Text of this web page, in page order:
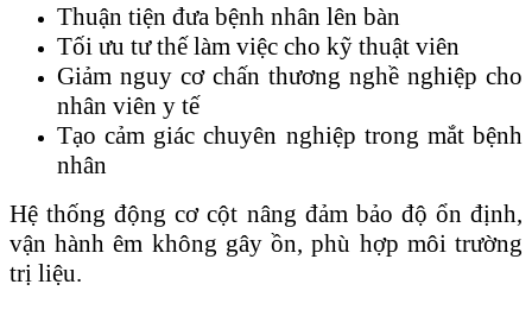
Thuận tiện đưa bệnh nhân lên bàn
Tối ưu tư thế làm việc cho kỹ thuật viên
Giảm nguy cơ chấn thương nghề nghiệp cho
nhân viên y tế
Tạo cảm giác chuyên nghiệp trong mắt bệnh
nhân
Hệ thống động cơ cột nâng đảm bảo độ ổn định,
vận hành êm không gây ồn, phù hợp môi trường
trị liệu.